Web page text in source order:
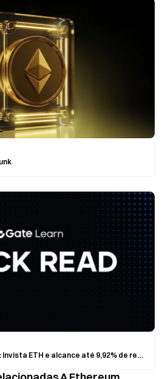
Staking de ETH na Gate: Invista ETH e alcance até 9,92% de rendimento anualizado